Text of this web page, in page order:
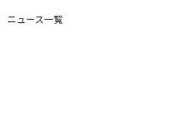
ニュース一覧